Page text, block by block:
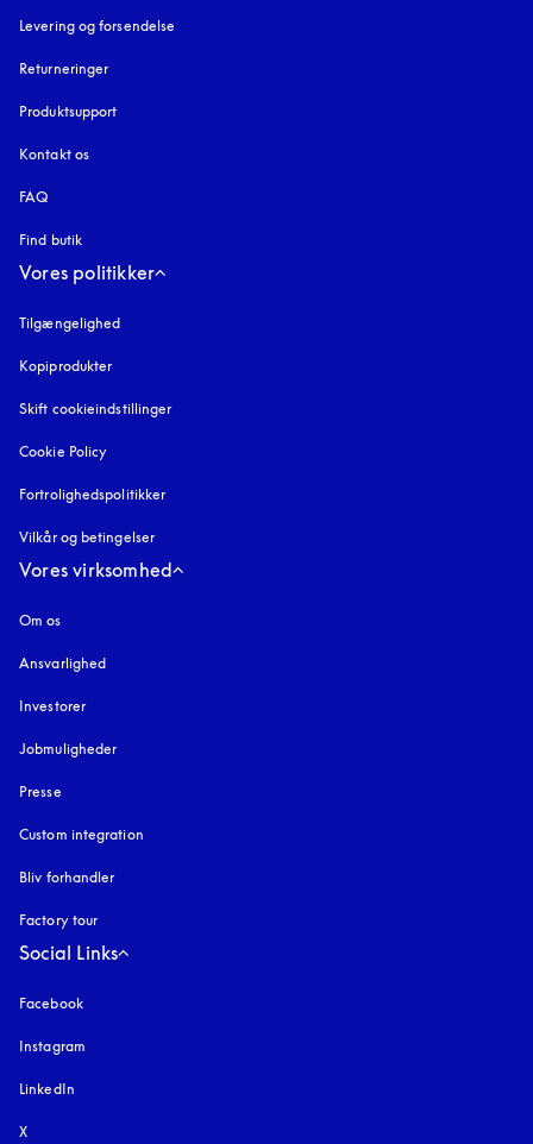
Levering og forsendelse
Returneringer
Produktsupport
Kontakt os
FAQ
Find butik
Vores politikker
Tilgængelighed
Kopiprodukter
Skift cookieindstillinger
Cookie Policy
Fortrolighedspolitikker
Vilkår og betingelser
Vores virksomhed
Om os
Ansvarlighed
Investorer
Jobmuligheder
Presse
Custom integration
Bliv forhandler
Factory tour
Social Links
Facebook
Instagram
LinkedIn
X